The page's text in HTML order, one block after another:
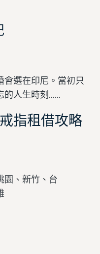
會選在印尼。當初只
的人生時刻……
指租借攻略
園、新竹、台